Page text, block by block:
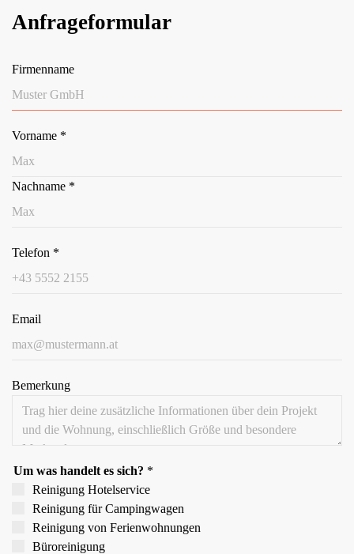
Anfrageformular
Firmenname
Vorname *
Nachname *
Telefon *
Email
Bemerkung
Um was handelt es sich? *
Reinigung Hotelservice
Reinigung für Campingwagen
Reinigung von Ferien­wohnungen
Büroreinigung